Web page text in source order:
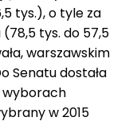
tys.), o tyle za
tys. do 57,5
warszawskim
Senatu dostała
wyborach
w 2015